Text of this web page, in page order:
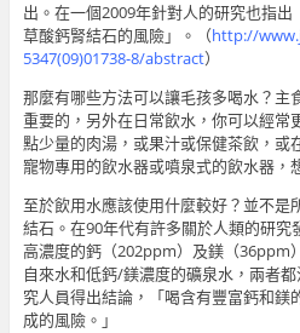
出。在一個2009年針對人的研究也指
草酸鈣腎結石的風險」。（http://
5347(09)01738-8/abstract）
那麼有哪些方法可以讓毛孩多喝水？主
重要的，另外在日常飲水，你可以經常
點少量的肉湯，或果汁或保健茶飲，或
寵物專用的飲水器或噴泉式的飲水器，
至於飲用水應該使用什麼較好？並不是
結石。在90年代有許多關於人類的研
高濃度的鈣（202ppm）及鎂（36ppm
自來水和低鈣/鎂濃度的礦泉水，兩者
究人員得出結論，「喝含有豐富鈣和鎂
成的風險。」